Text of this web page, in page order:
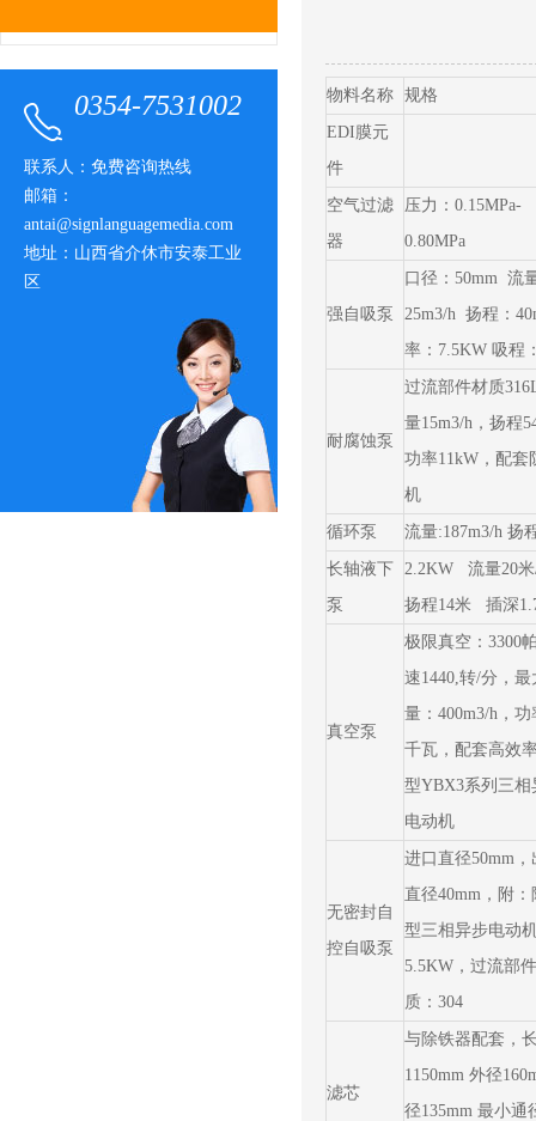
0354-7531002
联系人：免费咨询热线
邮箱：
antai@signlanguagemedia.com
地址：山西省介休市安泰工业
区
物料名称 规格
EDI膜元
件
空气过滤
器
压力：0.15MPa-
0.80MPa
强自吸泵
口径：50mm 流
25m3/h 扬程：
率：7.5KW 吸程
耐腐蚀泵
过流部件材质
量15m3/h，扬程
功率11kW，配套
机
循环泵 流量:187m3/h 扬
长轴液下
泵
2.2KW 流量20
扬程14米 插深
真空泵
极限真空：3300
速1440,转/分，最
量：400m3/h，功
千瓦，配套高效
型YBX3系列三相
电动机
无密封自
控自吸泵
进口直径50mm，
直径40mm，附：
型三相异步电动
5.5KW，过流部
质：304
滤芯
与除铁器配套，
1150mm 外径
径135mm 最小通